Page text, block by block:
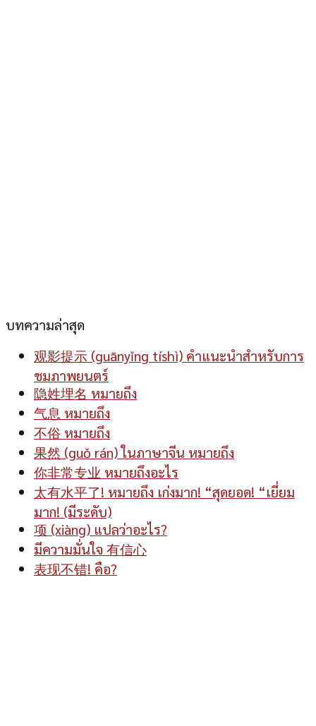
บทความล่าสุด
观影提示 (guānyǐng tíshì) คำแนะนำสำหรับการ
ชมภาพยนตร์
隐姓埋名 หมายถึง
气息 หมายถึง
不俗 หมายถึง
果然 (guǒ rán) ในภาษาจีน หมายถึง
你非常专业 หมายถึงอะไร
太有水平了! หมายถึง เก่งมาก! “สุดยอด! “เยี่ยม
มาก! (มีระดับ)
项 (xiàng) แปลว่าอะไร?
มีความมั่นใจ 有信心
表现不错! คือ?